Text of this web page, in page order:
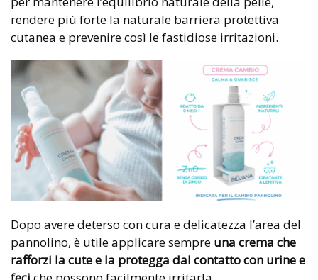
rendere più forte la naturale barriera protettiva
cutanea e prevenire così le fastidiose irritazioni.
Dopo avere deterso con cura e delicatezza l’area del
pannolino, è utile applicare sempre una crema che
rafforzi la cute e la protegga dal contatto con urine e